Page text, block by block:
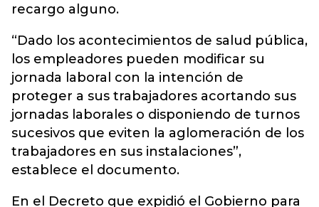
recargo alguno.
“Dado los acontecimientos de salud pública,
los empleadores pueden modificar su
jornada laboral con la intención de
proteger a sus trabajadores acortando sus
jornadas laborales o disponiendo de turnos
sucesivos que eviten la aglomeración de los
trabajadores en sus instalaciones”,
establece el documento.
En el Decreto que expidió el Gobierno para